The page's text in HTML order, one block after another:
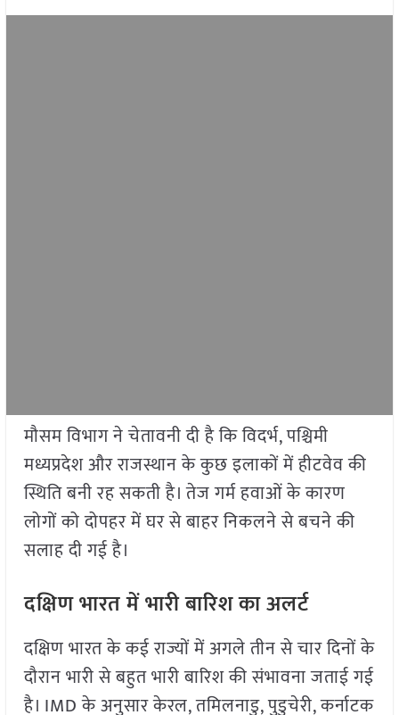
मौसम विभाग ने चेतावनी दी है कि विदर्भ, पश्चिमी
मध्यप्रदेश और राजस्थान के कुछ इलाकों में हीटवेव की
स्थिति बनी रह सकती है। तेज गर्म हवाओं के कारण
लोगों को दोपहर में घर से बाहर निकलने से बचने की
सलाह दी गई है।
दक्षिण भारत में भारी बारिश का अलर्ट
दक्षिण भारत के कई राज्यों में अगले तीन से चार दिनों के
दौरान भारी से बहुत भारी बारिश की संभावना जताई गई
है। IMD के अनुसार केरल, तमिलनाडु, पुडुचेरी, कर्नाटक